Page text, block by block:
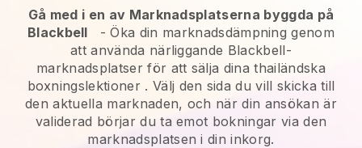
Gå med i en av Marknadsplatserna byggda på
Blackbell
-Öka din marknadsdämpning genom
att använda närliggande Blackbell-
marknadsplatser för att sälja dina thailändska
boxningslektioner. Välj den sida du vill skicka till
den aktuella marknaden, och när din ansökan är
validerad börjar du ta emot bokningar via den
marknadsplatsen i din inkorg.